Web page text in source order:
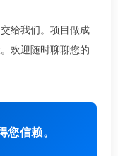
给我们。项目做成
欢迎随时聊聊您的
您信赖。